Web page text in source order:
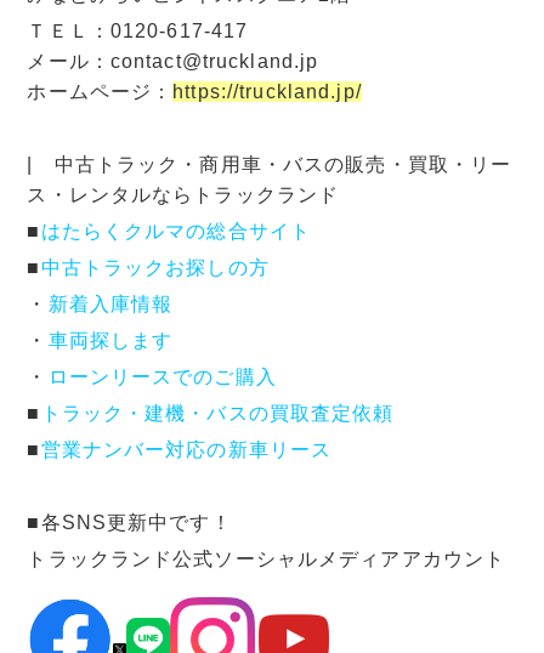
ＴＥＬ：0120-617-417
メール：contact@truckland.jp
ホームページ： https://truckland.jp/
| 中古トラック・商用車・バスの販売・買取・リー
ス・レンタルならトラックランド
■ はたらくクルマの総合サイト
■中古トラックお探しの方
・ 新着入庫情報
・ 車両探します
・
ローンリースでのご購入
■ トラック・建機・バスの買取査定依頼
■営業ナンバー対応の新車リース
■各SNS更新中です！
トラックランド公式ソーシャルメディアアカウント